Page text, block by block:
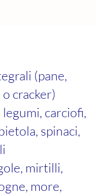
(pane,
cracker)
carciofi,
spinaci,
mirtilli,
more,